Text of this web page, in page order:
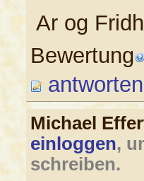
Ar og
Bewertung
antworten
Michael
einloggen,
schreiben.